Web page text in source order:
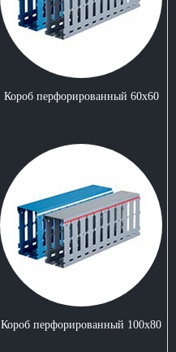
Короб перфорированный 60х60
Короб перфорированный 100x80